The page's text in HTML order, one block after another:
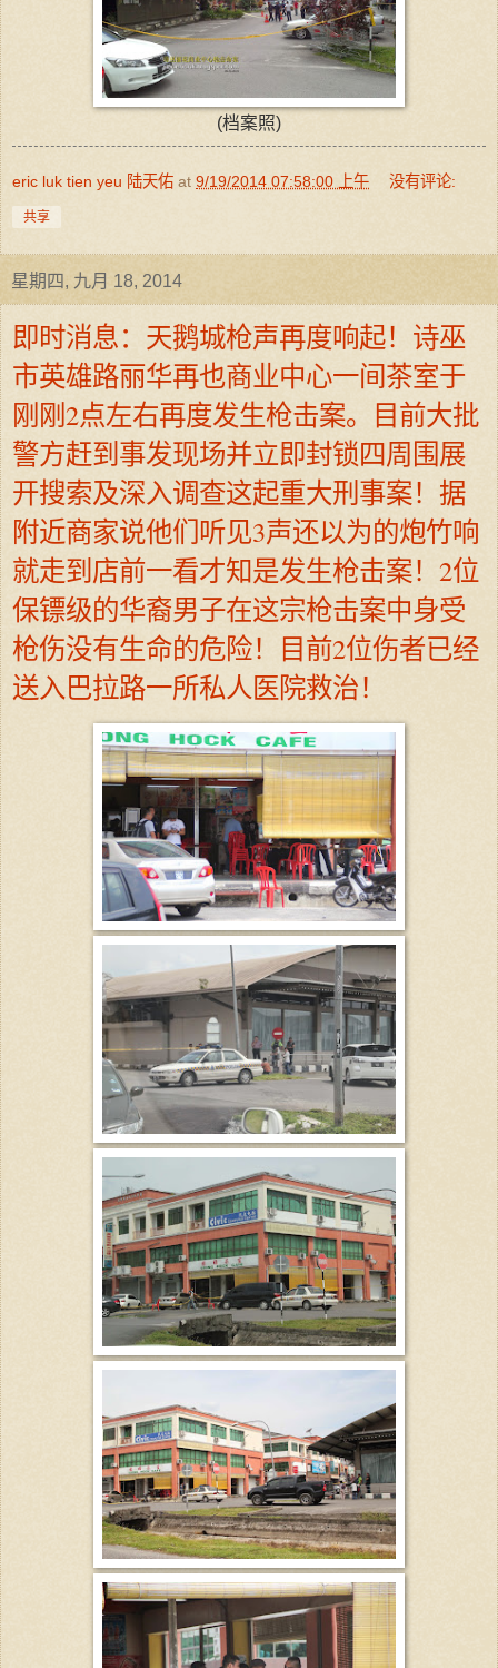
(档案照)
eric luk tien yeu 陆天佑 at 9/19/2014 07:58:00 上午 没有评论:
共享
星期四, 九月 18, 2014
即时消息：天鹅城枪声再度响起！诗巫
市英雄路丽华再也商业中心一间茶室于
刚刚2点左右再度发生枪击案。目前大批
警方赶到事发现场并立即封锁四周围展
开搜索及深入调查这起重大刑事案！据
附近商家说他们听见3声还以为的炮竹响
就走到店前一看才知是发生枪击案！2位
保镖级的华裔男子在这宗枪击案中身受
枪伤没有生命的危险！目前2位伤者已经
送入巴拉路一所私人医院救治！